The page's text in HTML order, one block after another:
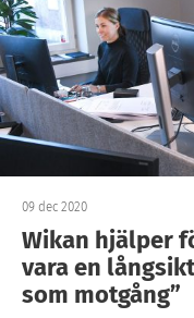
09 dec 2020
Wikan hjälper
vara en
som motgång”